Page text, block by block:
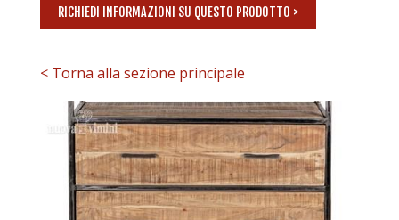
RICHIEDI INFORMAZIONI SU QUESTO PRODOTTO >
< Torna alla sezione principale